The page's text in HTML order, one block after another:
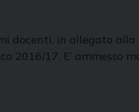
docenti, in allegato
2016/17. E’ ammesso